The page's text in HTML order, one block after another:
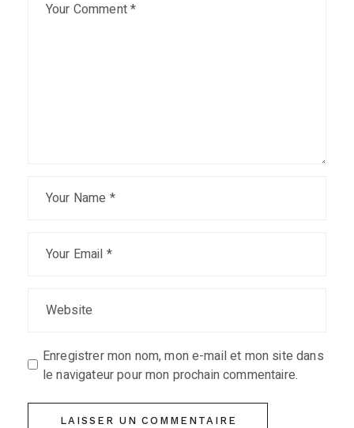
Enregistrer mon nom, mon e-mail et mon site dans
le navigateur pour mon prochain commentaire.
LAISSER UN COMMENTAIRE